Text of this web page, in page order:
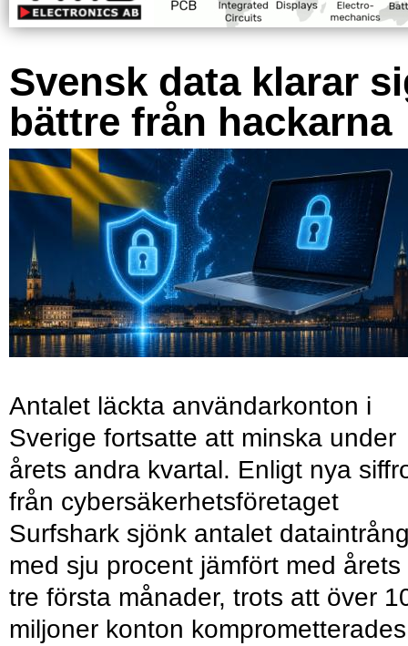
Svensk data klarar
bättre från hackarna
Antalet läckta användarkonton i
Sverige fortsatte att minska under
årets andra kvartal. Enligt nya
från cybersäkerhetsföretaget
Surfshark sjönk antalet
med sju procent jämfört med årets
tre första månader, trots att över
miljoner konton komprometterades